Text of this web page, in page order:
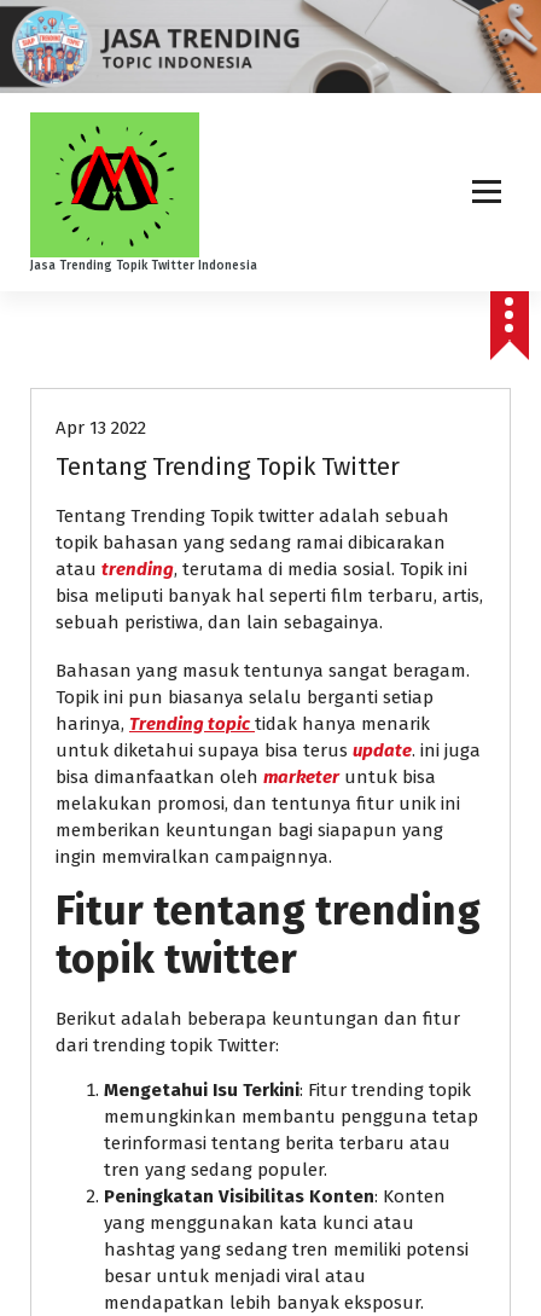
S
p
Jasa Trending Topik Twitter Indonesia
Apr 13 2022
Tentang Trending Topik Twitter
Tentang Trending Topik twitter adalah sebuah
topik bahasan yang sedang ramai dibicarakan
atau trending, terutama di media sosial. Topik ini
bisa meliputi banyak hal seperti film terbaru, artis,
sebuah peristiwa, dan lain sebagainya.
Bahasan yang masuk tentunya sangat beragam.
Topik ini pun biasanya selalu berganti setiap
harinya, Trending topic tidak hanya menarik
untuk diketahui supaya bisa terus update. ini juga
bisa dimanfaatkan oleh marketeruntuk bisa
melakukan promosi, dan tentunya fitur unik ini
memberikan keuntungan bagi siapapun yang
ingin memviralkan campaignnya.
Fitur tentang trending
topik twitter
Berikut adalah beberapa keuntungan dan fitur
dari trending topik Twitter:
Mengetahui Isu Terkini: Fitur trending topik
memungkinkan membantu pengguna tetap
terinformasi tentang berita terbaru atau
tren yang sedang populer.
Peningkatan Visibilitas Konten: Konten
yang menggunakan kata kunci atau
hashtag yang sedang tren memiliki potensi
besar untuk menjadi viral atau
mendapatkan lebih banyak eksposur.